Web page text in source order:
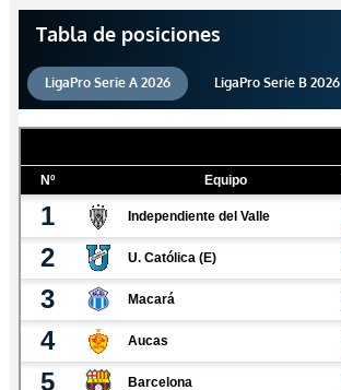
Tabla de posiciones
LigaPro Serie A 2026 LigaPro Serie B 2026